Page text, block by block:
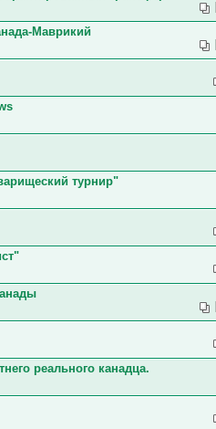
Маврикий
турнир"
реального канадца.